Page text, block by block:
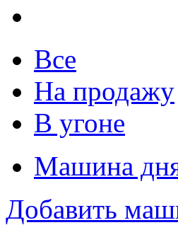
Все
На продажу
В угоне
Машина
Добавить